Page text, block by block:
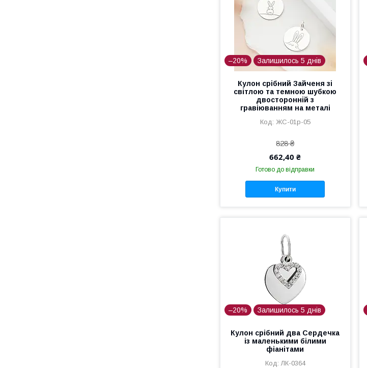
–20% Залишилось 5 днів
Кулон срібний Зайченя зі
світлою та темною шубкою
двосторонній з
гравіюванням на металі
ЖС-01р-05
828 ₴
662,40 ₴
Готово до відправки
Купити
–20% Залишилось 5 днів
Кулон срібний два Сердечка
із маленькими білими
фіанітами
ЛК-0364